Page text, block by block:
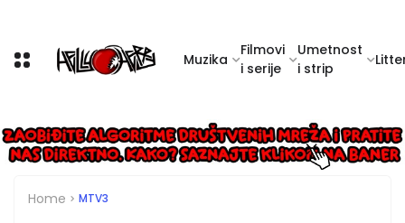
Muzika
Filmovi
i serije
Umetnost
i strip
Home MTV3